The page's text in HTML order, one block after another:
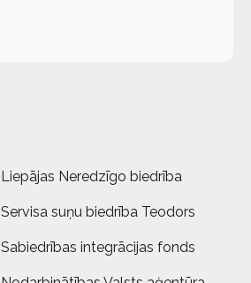
Liepājas Neredzīgo biedrība
Servisa suņu biedrība Teodors
Sabiedrības integrācijas fonds